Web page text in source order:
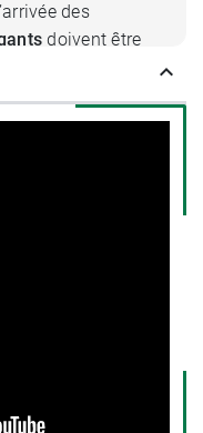
des
doivent être
bactéries.
de
famille, mais